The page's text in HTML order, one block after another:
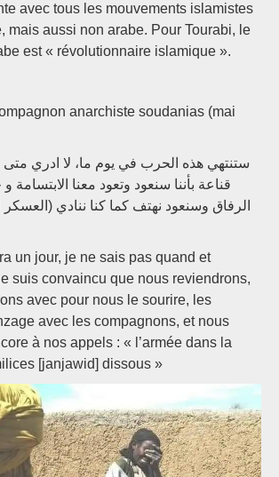
avec tous les mouvements islamistes
mais aussi non arabe. Pour Tourabi, le
est « révolutionnaire islamique ».
anarchiste soudanias (mai
ستنتهي هذه الحرب في يوم ما، لا ادري
قناعة بأننا سنعود وتعود معنا
الرفاق وسنعود نهتف كما كنا ننادي (العسكر
un jour, je ne sais pas quand et
suis convaincu que nous reviendrons,
avec pour nous le sourire, les
avec les compagnons, et nous
à nos appels : « l’armée dans la
[janjawid] dissous »